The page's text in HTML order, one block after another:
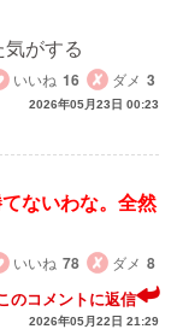
気がする
いいね 16 ダメ 3
2026年05月23日 00:23
ないわな。全然
いいね 78 ダメ 8
のコメントに返信
2026年05月22日 21:29